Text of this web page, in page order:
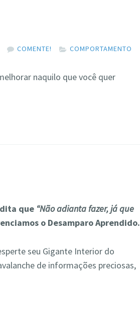
COMENTE! COMPORTAMENTO
que “Não adianta fazer, já que
o Desamparo Aprendido.
seu Gigante Interior do
de informações preciosas,